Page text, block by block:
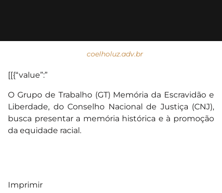
coelholuz.adv.br
[[{“value”:”
O Grupo de Trabalho (GT) Memória da Escravidão e
Liberdade, do Conselho Nacional de Justiça (CNJ),
busca presentar a memória histórica e à promoção
da equidade racial.
Imprimir